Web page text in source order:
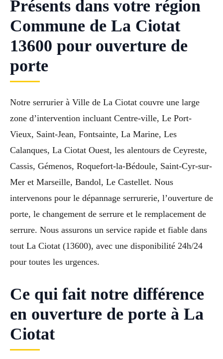
Présents dans votre région
Commune de La Ciotat
13600 pour ouverture de
porte
Notre serrurier à Ville de La Ciotat couvre une large
zone d’intervention incluant Centre-ville, Le Port-
Vieux, Saint-Jean, Fontsainte, La Marine, Les
Calanques, La Ciotat Ouest, les alentours de Ceyreste,
Cassis, Gémenos, Roquefort-la-Bédoule, Saint-Cyr-sur-
Mer et Marseille, Bandol, Le Castellet. Nous
intervenons pour le dépannage serrurerie, l’ouverture de
porte, le changement de serrure et le remplacement de
serrure. Nous assurons un service rapide et fiable dans
tout La Ciotat (13600), avec une disponibilité 24h/24
pour toutes les urgences.
Ce qui fait notre différence
en ouverture de porte à La
Ciotat